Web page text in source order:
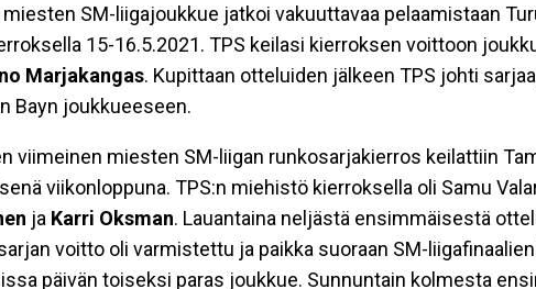
miesten SM-liigajoukkue jatkoi vakuuttavaa pelaamistaan
15-16.5.2021. TPS keilasi kierroksen voittoon
Marjakangas. Kupittaan otteluiden jälkeen TPS johti
Bayn joukkueeseen.
viimeinen miesten SM-liigan runkosarjakierros keilattiin
viikonloppuna. TPS:n miehistö kierroksella oli Samu
ja Karri Oksman. Lauantaina neljästä ensimmäisestä
voitto oli varmistettu ja paikka suoraan SM-
päivän toiseksi paras joukkue. Sunnuntain kolmesta